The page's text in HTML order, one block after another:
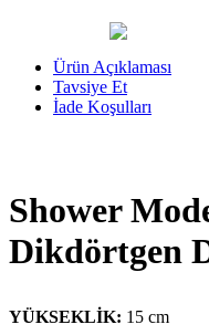
Ürün Açıklaması
Tavsiye Et
İade Koşulları
Shower
Dikdörtgen
YÜKSEKLİK: 15 cm